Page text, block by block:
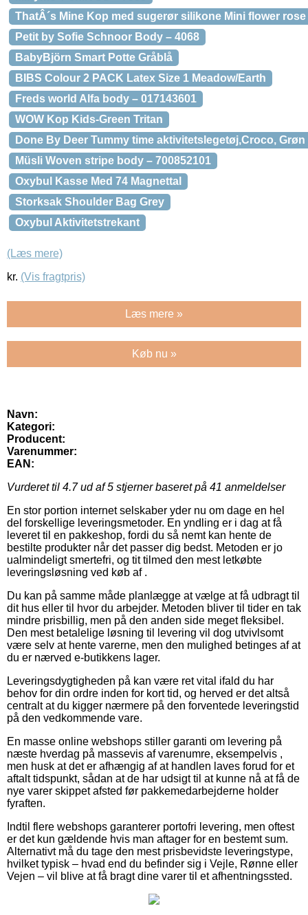
ThatÂ´s Mine Kop med sugerør silikone Mini flower rose
Petit by Sofie Schnoor Body – 4068
BabyBjörn Smart Potte Gråblå
BIBS Colour 2 PACK Latex Size 1 Meadow/Earth
Freds world Alfa body – 017143601
WOW Kop Kids-Green Tritan
Done By Deer Tummy time aktivitetslegetøj,Croco, Grøn
Müsli Woven stripe body – 700852101
Oxybul Kasse Med 74 Magnettal
Storksak Shoulder Bag Grey
Oxybul Aktivitetstrekant
(Læs mere)
kr. (Vis fragtpris)
Læs mere »
Køb nu »
Navn:
Kategori:
Producent:
Varenummer:
EAN:
Vurderet til 4.7ud af 5 stjerner baseret på 41 anmeldelser
En stor portion internet selskaber yder nu om dage en hel
del forskellige leveringsmetoder. En yndling er i dag at få
leveret til en pakkeshop, fordi du så nemt kan hente de
bestilte produkter når det passer dig bedst. Metoden er jo
ualmindeligt smertefri, og tit tilmed den mest letkøbte
leveringsløsning ved køb af .
Du kan på samme måde planlægge at vælge at få udbragt til
dit hus eller til hvor du arbejder. Metoden bliver til tider en tak
mindre prisbillig, men på den anden side meget fleksibel.
Den mest betalelige løsning til levering vil dog utvivlsomt
være selv at hente varerne, men den mulighed betinges af at
du er nærved e-butikkens lager.
Leveringsdygtigheden på kan være ret vital ifald du har
behov for din ordre inden for kort tid, og herved er det altså
centralt at du kigger nærmere på den forventede leveringstid
på den vedkommende vare.
En masse online webshops stiller garanti om levering på
næste hverdag på massevis af varenumre, eksempelvis ,
men husk at det er afhængig af at handlen laves forud for et
aftalt tidspunkt, sådan at de har udsigt til at kunne nå at få de
nye varer skippet afsted før pakkemedarbejderne holder
fyraften.
Indtil flere webshops garanterer portofri levering, men oftest
er det kun gældende hvis man aftager for en bestemt sum.
Alternativt må du tage den mest prisbevidste leveringstype,
hvilket typisk – hvad end du befinder sig i Vejle, Rønne eller
Vejen – vil blive at få bragt dine varer til et afhentningssted.